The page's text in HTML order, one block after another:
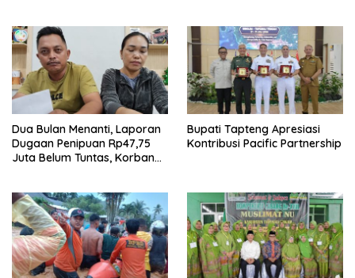
Dua Bulan Menanti, Laporan
Dugaan Penipuan Rp47,75
Juta Belum Tuntas, Korban
Bupati Tapteng Apresiasi
Kontribusi Pacific Partnership